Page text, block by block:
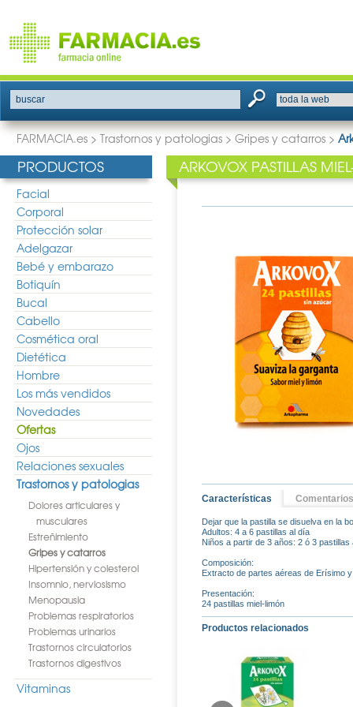
buscar
FARMACIA.es > Trastornos y patologias > Gripes y catarros >
PRODUCTOS
Facial
Corporal
Protección solar
Adelgazar
Bebé y embarazo
Botiquín
Bucal
Cabello
Cosmética oral
Dietética
Hombre
Los más vendidos
Novedades
Ofertas
Ojos
Relaciones sexuales
Trastornos y patologias
Dolores articulares y
musculares
Estreñimiento
Gripes y catarros
Hipertensión y colesterol
Insomnio, nerviosismo
Menopausia
Problemas respiratorios
Problemas urinarios
Trastornos circulatorios
Trastornos digestivos
Vitaminas
ARKOVOX PASTILLAS
Características Comentarios
Dejar que la pastilla se disuelva en la
Adultos: 4 a 6 pastillas al día
Niños a partir de 3 años: 2 ó 3 pastillas
Composición:
Extracto de partes aéreas de Erísimo
Presentación:
24 pastillas miel-limón
Productos relacionados